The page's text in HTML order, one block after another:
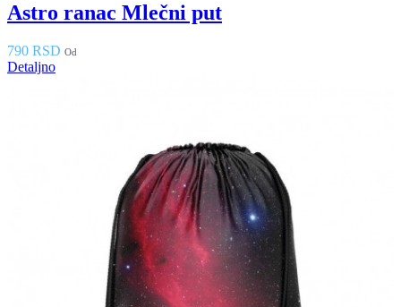
Astro ranac Mlečni put
790 RSD Od
Detaljno